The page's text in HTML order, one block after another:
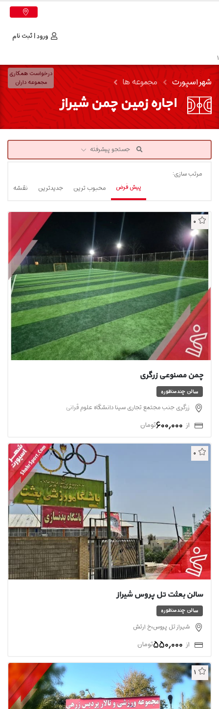
ورود | ثبت نام
1
اجاره زمین چمن شیراز
شهر اسپورت مجموعه ها
درخواست همکاری
مجموعه داران
مرتب سازی:
پیش فرض
محبوب ترین جدیدترین نقشه
0
چمن مصنوعی زرگری
سالن چندمنظوره
زرگری جنب مجتمع تجاری سینا دانشگاه علوم قرانی
از 600,000تومان
0
سالن بعثت تل پروس شیراز
سالن چندمنظوره
شیراز تل پروس،خ ارتش
از 550,000تومان
1